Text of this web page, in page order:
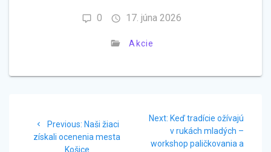
0 17. júna 2026
Akcie
Previous: Previous
post:
Naši žiaci
získali ocenenia mesta
Košice
Next: Next
post:
Keď tradície ožívajú
v rukách mladých –
workshop paličkovania a